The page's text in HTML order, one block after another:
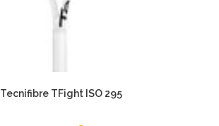
Tecnifibre TFight ISO 295